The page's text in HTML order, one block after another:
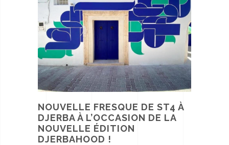
NOUVELLE FRESQUE DE ST4 À
DJERBA À L’OCCASION DE LA
NOUVELLE ÉDITION
DJERBAHOOD !